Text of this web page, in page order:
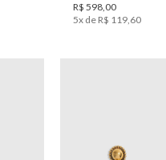
R$ 598, 00
5x de R$ 119, 60